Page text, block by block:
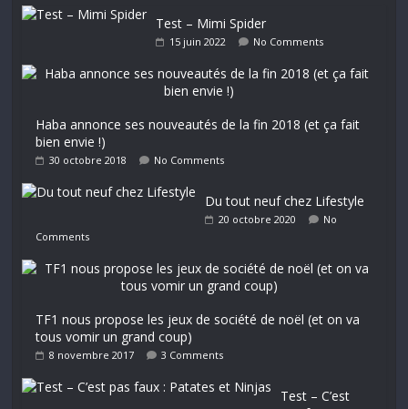
Test – Mimi Spider
15 juin 2022 No Comments
Haba annonce ses nouveautés de la fin 2018 (et ça fait
bien envie !)
30 octobre 2018 No Comments
Du tout neuf chez Lifestyle
20 octobre 2020
No
Comments
TF1 nous propose les jeux de société de noël (et on va
tous vomir un grand coup)
8 novembre 2017 3 Comments
Test – C’est